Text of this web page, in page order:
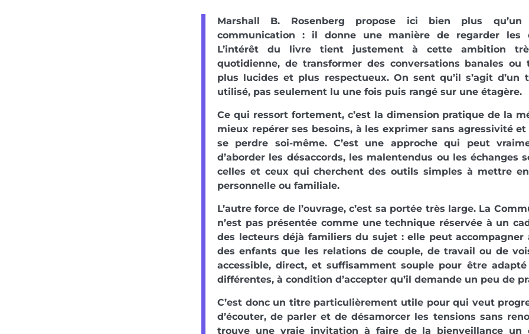
Marshall B. Rosenberg propose ici bien plus
communication : il donne une manière de regarder les
L’intérêt du livre tient justement à cette ambition
quotidienne, de transformer des conversations banales ou
plus lucides et plus respectueux. On sent qu’il s’agit d’un
utilisé, pas seulement lu une fois puis rangé sur une étagère.
Ce qui ressort fortement, c’est la dimension pratique de la
mieux repérer ses besoins, à les exprimer sans agressivité et
se perdre soi-même. C’est une approche qui peut
d’aborder les désaccords, les malentendus ou les échanges
celles et ceux qui cherchent des outils simples à mettre
personnelle ou familiale.
L’autre force de l’ouvrage, c’est sa portée très large. La
n’est pas présentée comme une technique réservée à un
des lecteurs déjà familiers du sujet : elle peut accompagner
des enfants que les relations de couple, de travail ou de
accessible, direct, et suffisamment souple pour être
différentes, à condition d’accepter qu’il demande un peu de
C’est donc un titre particulièrement utile pour qui veut
d’écouter, de parler et de désamorcer les tensions sans
trouve une vraie invitation à faire de la bienveillance un